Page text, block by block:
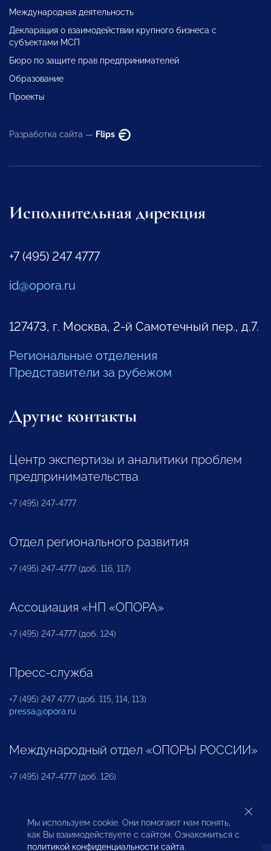
Международная деятельность
Декларация о взаимодействии крупного бизнеса с
субъектами МСП
Бюро по защите прав предпринимателей
Образование
Проекты
Разработка сайта — Flips
Исполнительная дирекция
+7 (495) 247 4777
id@opora.ru
127473, г. Москва, 2-й Самотечный пер., д.7.
Региональные отделения
Представители за рубежом
Другие контакты
Центр экспертизы и аналитики проблем
предпринимательства
+7 (495) 247-4777
Отдел регионального развития
+7 (495) 247-4777 (доб. 116, 117)
Ассоциация «НП «ОПОРА»
+7 (495) 247-4777 (доб. 124)
Пресс-служба
+7 (495) 247 4777 (доб. 115, 114, 113)
pressa@opora.ru
Международный отдел «ОПОРЫ РОССИИ»
+7 (495) 247-4777 (доб. 126)
Бюро по защите прав предпринимателей и
инвесторов
Мы используем cookie. Они помогают нам понять,
как Вы взаимодействуете с сайтом. Ознакомиться с
политикой конфиденциальности сайта.